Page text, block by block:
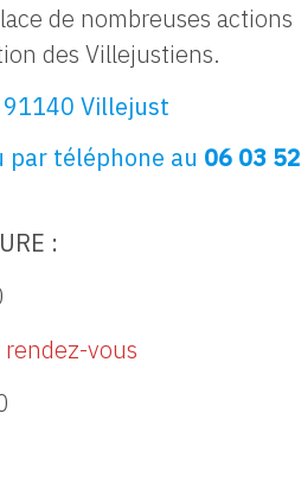
de nombreuses actions
des Villejustiens.
91140 Villejust
par téléphone au 06 03 52
:
rendez-vous